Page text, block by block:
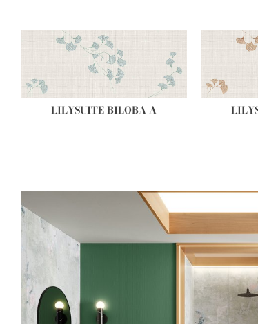
LILYSUITE BILOBA A